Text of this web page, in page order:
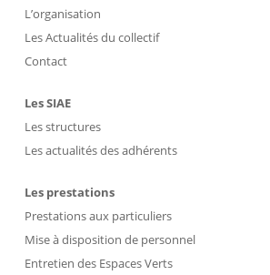
L’organisation
Les Actualités du collectif
Contact
Les SIAE
Les structures
Les actualités des adhérents
Les prestations
Prestations aux particuliers
Mise à disposition de personnel
Entretien des Espaces Verts